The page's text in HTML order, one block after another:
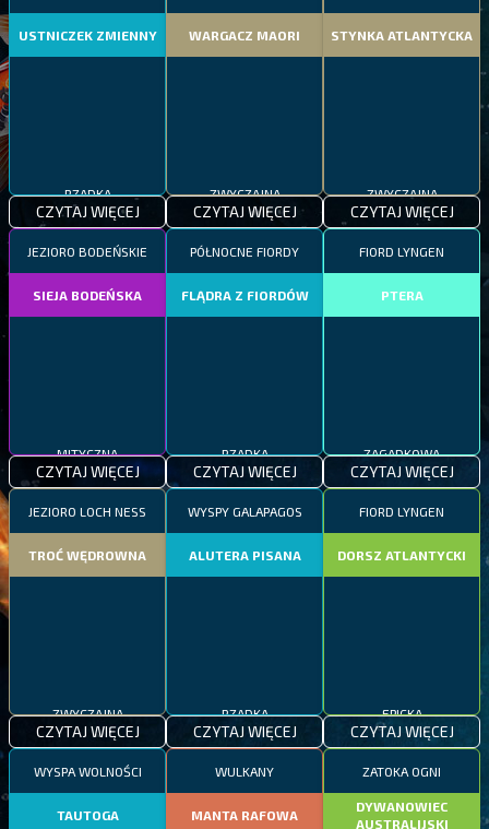
USTNICZEK ZMIENNY
RZADKA
CZYTAJ WIĘCEJ
WARGACZ MAORI
ZWYCZAJNA
CZYTAJ WIĘCEJ
STYNKA ATLANTYCKA
ZWYCZAJNA
CZYTAJ WIĘCEJ
JEZIORO BODEŃSKIE
SIEJA BODEŃSKA
MITYCZNA
CZYTAJ WIĘCEJ
PÓŁNOCNE FIORDY
FLĄDRA Z FIORDÓW
RZADKA
CZYTAJ WIĘCEJ
FIORD LYNGEN
PTERA
ZAGADKOWA
CZYTAJ WIĘCEJ
JEZIORO LOCH NESS
TROĆ WĘDROWNA
ZWYCZAJNA
CZYTAJ WIĘCEJ
WYSPY GALAPAGOS
ALUTERA PISANA
RZADKA
CZYTAJ WIĘCEJ
FIORD LYNGEN
DORSZ ATLANTYCKI
EPICKA
CZYTAJ WIĘCEJ
WYSPA WOLNOŚCI
TAUTOGA
WULKANY
MANTA RAFOWA
ZATOKA OGNI
DYWANOWIEC
AUSTRALIJSKI